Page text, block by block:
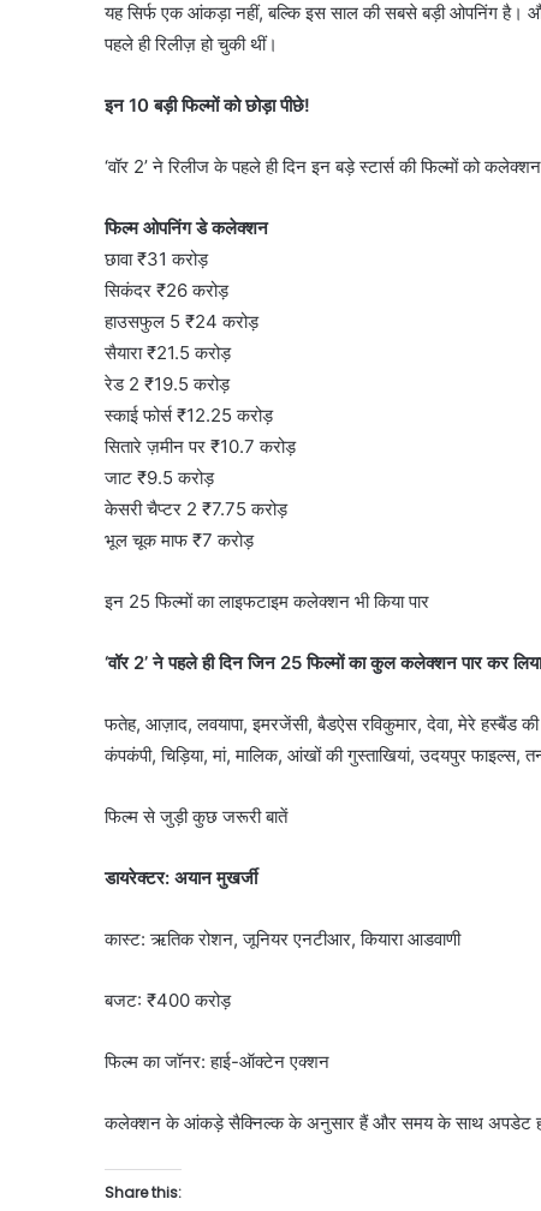
यह सिर्फ एक आंकड़ा नहीं, बल्कि इस साल की सबसे बड़ी ओपनिंग है।
पहले ही रिलीज़ हो चुकी थीं।
इन 10 बड़ी फिल्मों को छोड़ा पीछे!
‘वॉर 2’ ने रिलीज के पहले ही दिन इन बड़े स्टार्स की फिल्मों को
फिल्म ओपनिंग डे कलेक्शन
छावा ₹31 करोड़
सिकंदर ₹26 करोड़
हाउसफुल 5 ₹24 करोड़
सैयारा ₹21.5 करोड़
रेड 2 ₹19.5 करोड़
स्काई फोर्स ₹12.25 करोड़
सितारे ज़मीन पर ₹10.7 करोड़
जाट ₹9.5 करोड़
केसरी चैप्टर 2 ₹7.75 करोड़
भूल चूक माफ ₹7 करोड़
इन 25 फिल्मों का लाइफटाइम कलेक्शन भी किया पार
‘वॉर 2’ ने पहले ही दिन जिन 25 फिल्मों का कुल कलेक्शन पार कर
फतेह, आज़ाद, लवयापा, इमरजेंसी, बैडऐस रविकुमार, देवा, मेरे हस्बैंड
कंपकंपी, चिड़िया, मां, मालिक, आंखों की गुस्ताखियां, उदयपुर
फिल्म से जुड़ी कुछ जरूरी बातें
डायरेक्टर: अयान मुखर्जी
कास्ट: ऋतिक रोशन, जूनियर एनटीआर, कियारा आडवाणी
बजट: ₹400 करोड़
फिल्म का जॉनर: हाई-ऑक्टेन एक्शन
कलेक्शन के आंकड़े सैक्निल्क के अनुसार हैं और समय के साथ अपडेट
Share this: